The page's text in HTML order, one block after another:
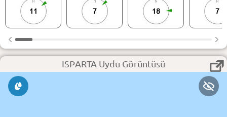
11 7 18 7
ISPARTA Uydu Görüntüsü